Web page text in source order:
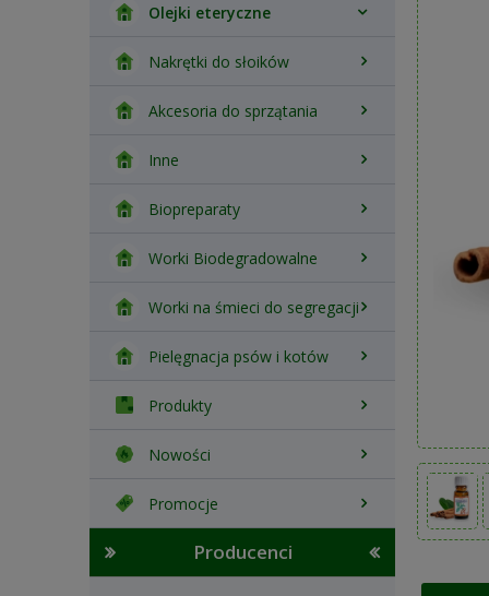
Olejki eteryczne
Nakrętki do słoików
Akcesoria do sprzątania
Inne
Biopreparaty
Worki Biodegradowalne
Worki na śmieci do segregacji
Pielęgnacja psów i kotów
Produkty
Nowości
Promocje
Producenci